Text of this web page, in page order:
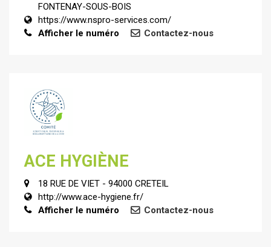
FONTENAY-SOUS-BOIS
https://www.nspro-services.com/
Afficher le numéro
Contactez-nous
ACE HYGIÈNE
18 RUE DE VIET - 94000 CRETEIL
http://www.ace-hygiene.fr/
Afficher le numéro
Contactez-nous